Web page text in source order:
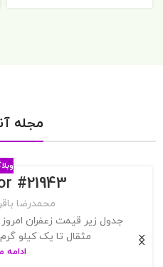
مجله
#21943
محمدرضا
مثقال تا یک کیلو
ادامه